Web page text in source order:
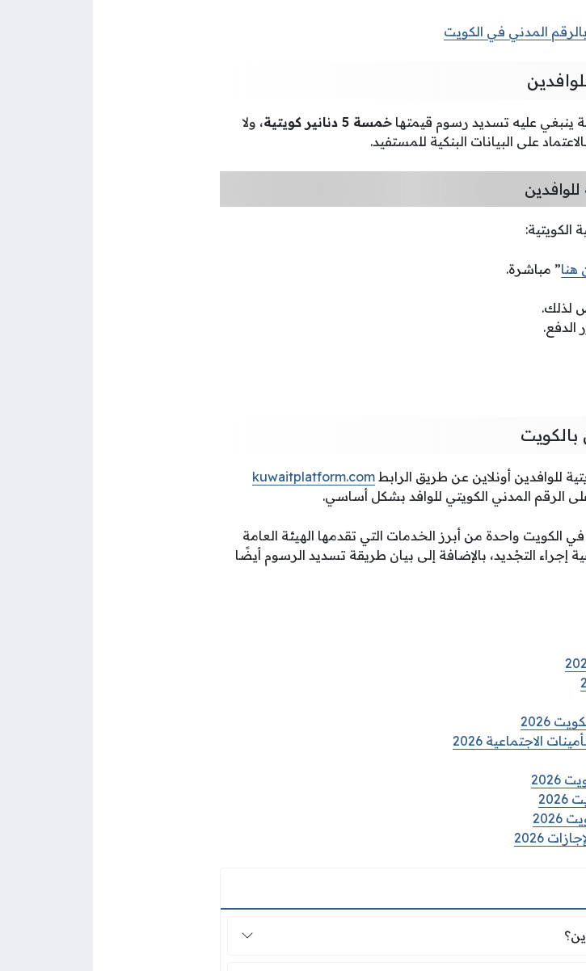
المدني في الكويت
ينبغي عليه تسديد رسوم قيمتها خمسة 5 دنانير كويتية
، ولا
على البيانات البنكية للمستفيد.
هنا” مباشرة.
لذلك.
الدفع.
بالكويت
للوافدين أونلاين عن طريق الرابط kuwaitplatform.com
الرقم المدني الكويتي للوافد بشكل أساسي.
الكويت واحدة من أبرز الخدمات التي تقدمها الهيئة العامة
إجراء التجْديد، بالإضافة إلى بيان طريقة تسديد الرسوم أيضًا
2026
الاجتماعية 2026
2026